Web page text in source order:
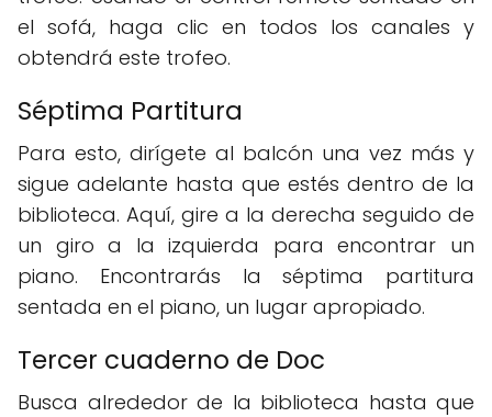
el sofá, haga clic en todos los canales y
obtendrá este trofeo.
Séptima Partitura
Para esto, dirígete al balcón una vez más y
sigue adelante hasta que estés dentro de la
biblioteca. Aquí, gire a la derecha seguido de
un giro a la izquierda para encontrar un
piano. Encontrarás la séptima partitura
sentada en el piano, un lugar apropiado.
Tercer cuaderno de Doc
Busca alrededor de la biblioteca hasta que